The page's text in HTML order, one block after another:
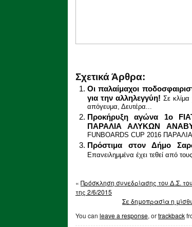
Σχετικά Άρθρα:
Οι παλαίμαχοι
για την αλληλεγγύη! Σε κλίμα
απόγευμα, Δευτέρα...
Προκήρυξη αγώνα 1o
ΠΑΡΑΛΙΑ ΑΛΥΚΩΝ
FUNBOARDS CUP 2016
Πρόστιμα στον Δήμο
Επανειλημμένα έχει τεθεί από
« Πρόσκληση συνεδρίασης του Δ.Σ.
της 2/6/2015
Σε δημοπρασία η
You can leave a response, ortrackback